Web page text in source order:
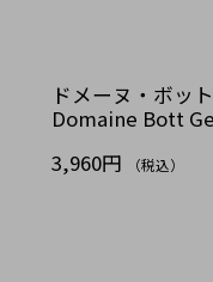
ドメーヌ・ボッ
Domaine Bott
3,960円
（税込）